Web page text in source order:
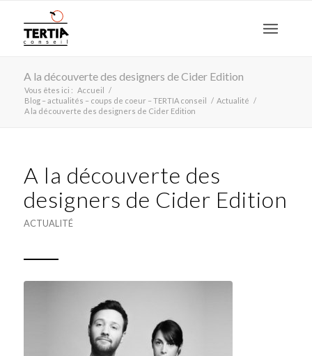
A la découverte des designers de Cider Edition
Vous êtes ici : Accueil /
Blog – actualités – coups de coeur – TERTIA conseil / Actualité /
A la découverte des designers de Cider Edition
A la découverte des
designers de Cider Edition
ACTUALITÉ